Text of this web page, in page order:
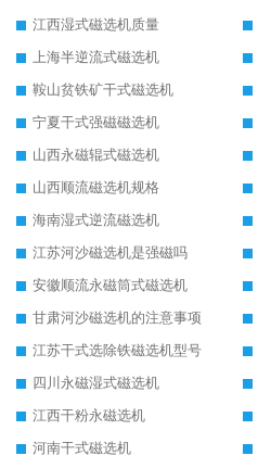
江西湿式磁选机质量
上海半逆流式磁选机
鞍山贫铁矿干式磁选机
宁夏干式强磁磁选机
山西永磁辊式磁选机
山西顺流磁选机规格
海南湿式逆流磁选机
江苏河沙磁选机是强磁吗
安徽顺流永磁筒式磁选机
甘肃河沙磁选机的注意事项
江苏干式选除铁磁选机型号
四川永磁湿式磁选机
江西干粉永磁选机
河南干式磁选机